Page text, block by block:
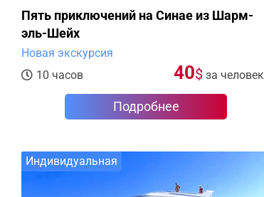
Пять приключений на Синае из Шарм-
эль-Шейх
Новая экскурсия
10 часов
40$ за
Подробнее
Индивидуальная